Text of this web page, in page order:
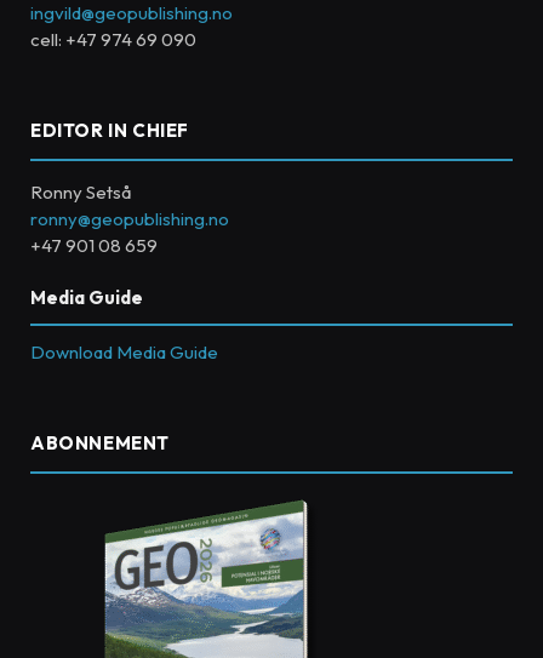
ingvild@geopublishing.no
cell: +47 974 69 090
EDITOR IN CHIEF
Ronny Setså
ronny@geopublishing.no
+47 901 08 659
Media Guide
Download Media Guide
ABONNEMENT